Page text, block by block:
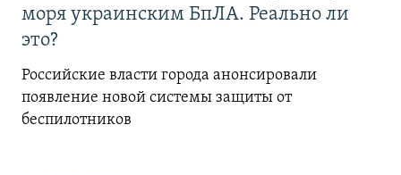
моря украинским БпЛА. Реально ли
это?
Российские власти города анонсировали
появление новой системы защиты от
беспилотников